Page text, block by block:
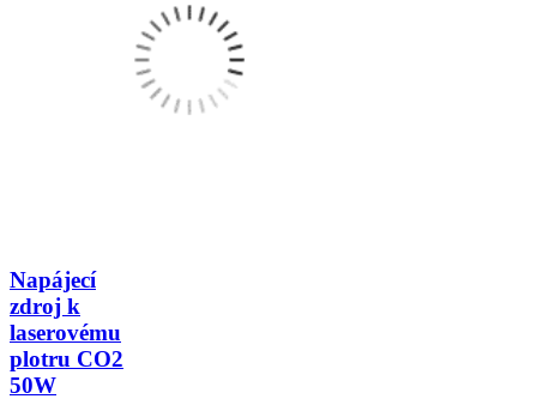
Napájecí
zdroj k
laserovému
plotru CO2
50W